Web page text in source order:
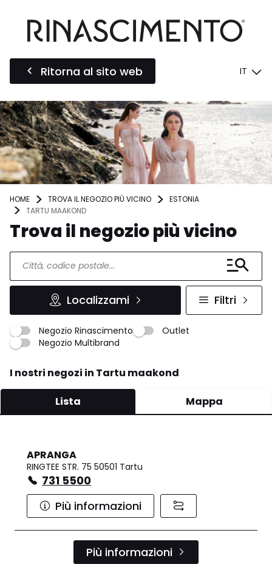
Ritorna al sito web IT
HOME TROVA IL NEGOZIO PIÙ VICINO
ESTONIA
TARTU MAAKOND
Trova il negozio più vicino
Localizzami Filtri
Negozio Rinascimento
Outlet
Negozio Multibrand
I nostri negozi in Tartu maakond
Lista Mappa
APRANGA
RINGTEE STR. 75 50501 Tartu
731 5500
Più informazioni
Più informazioni